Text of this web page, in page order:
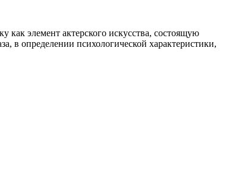
элемент актерского искусства, состоящую
в определении психологической характеристики,